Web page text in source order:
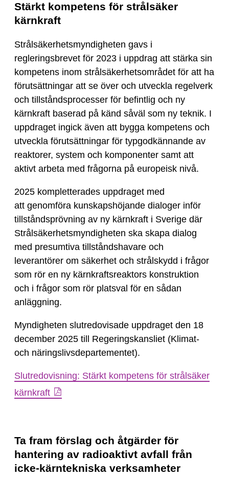
Stärkt kompetens för strålsäker
kärnkraft
Strålsäkerhetsmyndigheten gavs i
regleringsbrevet för 2023 i uppdrag att stärka sin
kompetens inom strålsäkerhetsområdet för att ha
förutsättningar att se över och utveckla regelverk
och tillståndsprocesser för befintlig och ny
kärnkraft baserad på känd såväl som ny teknik. I
uppdraget ingick även att bygga kompetens och
utveckla förutsättningar för typgodkännande av
reaktorer, system och komponenter samt att
aktivt arbeta med frågorna på europeisk nivå.
2025 kompletterades uppdraget med
att genomföra kunskapshöjande dialoger inför
tillståndsprövning av ny kärnkraft i Sverige där
Strålsäkerhetsmyndigheten ska skapa dialog
med presumtiva tillståndshavare och
leverantörer om säkerhet och strålskydd i frågor
som rör en ny kärnkraftsreaktors konstruktion
och i frågor som rör platsval för en sådan
anläggning.
Myndigheten slutredovisade uppdraget den 18
december 2025 till Regeringskansliet (Klimat-
och näringslivsdepartementet).
Slutredovisning: Stärkt kompetens för strålsäker
kärnkraft
Ta fram förslag och åtgärder för
hantering av radioaktivt avfall från
icke-kärntekniska verksamheter